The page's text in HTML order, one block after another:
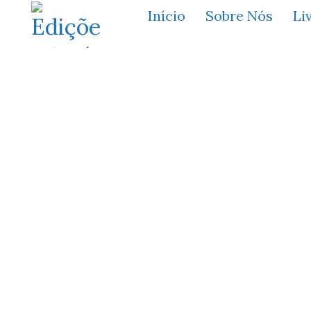
Início Sobre Nós